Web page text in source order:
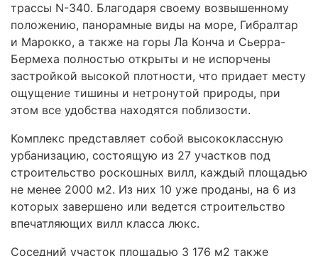
трассы N-340. Благодаря своему возвышенному
положению, панорамные виды на море, Гибралтар
и Марокко, а также на горы Ла Конча и Сьерра-
Бермеха полностью открыты и не испорчены
застройкой высокой плотности, что придает месту
ощущение тишины и нетронутой природы, при
этом все удобства находятся поблизости.
Комплекс представляет собой высококлассную
урбанизацию, состоящую из 27 участков под
строительство роскошных вилл, каждый площадью
не менее 2000 м2. Из них 10 уже проданы, на 6 из
которых завершено или ведется строительство
впечатляющих вилл класса люкс.
Соседний участок площадью 3 176 м2 также